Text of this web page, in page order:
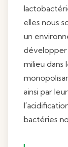
elles nous
un
développer
milieu dans
ainsi par
bactéries